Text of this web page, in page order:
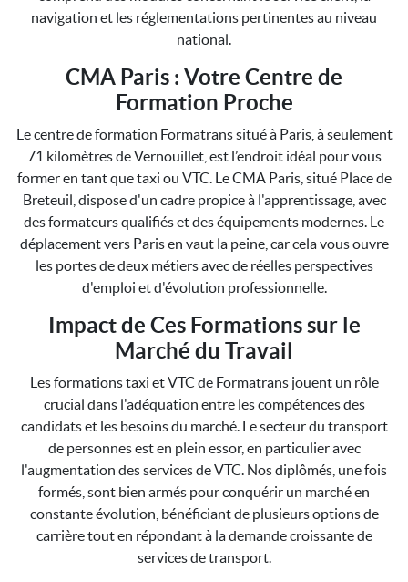
navigation et les réglementations pertinentes au niveau
national.
CMA Paris : Votre Centre de
Formation Proche
Le centre de formation Formatrans situé à Paris, à seulement
71 kilomètres de Vernouillet, est l’endroit idéal pour vous
former en tant que taxi ou VTC. Le CMA Paris, situé Place de
Breteuil, dispose d'un cadre propice à l'apprentissage, avec
des formateurs qualifiés et des équipements modernes. Le
déplacement vers Paris en vaut la peine, car cela vous ouvre
les portes de deux métiers avec de réelles perspectives
d'emploi et d'évolution professionnelle.
Impact de Ces Formations sur le
Marché du Travail
Les formations taxi et VTC de Formatrans jouent un rôle
crucial dans l'adéquation entre les compétences des
candidats et les besoins du marché. Le secteur du transport
de personnes est en plein essor, en particulier avec
l'augmentation des services de VTC. Nos diplômés, une fois
formés, sont bien armés pour conquérir un marché en
constante évolution, bénéficiant de plusieurs options de
carrière tout en répondant à la demande croissante de
services de transport.